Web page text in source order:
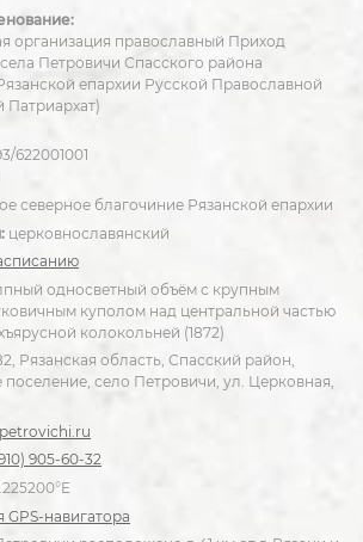
организация православный Приход
Петровичи Спасского района
епархии Русской Православной
622001001
северное благочиние Рязанской епархии
церковнославянский
односветный объём с крупным
куполом над центральной частью
колокольней (1872)
Рязанская область, Спасский район,
село Петровичи, ул. Церковная,
905-60-32
навигатора